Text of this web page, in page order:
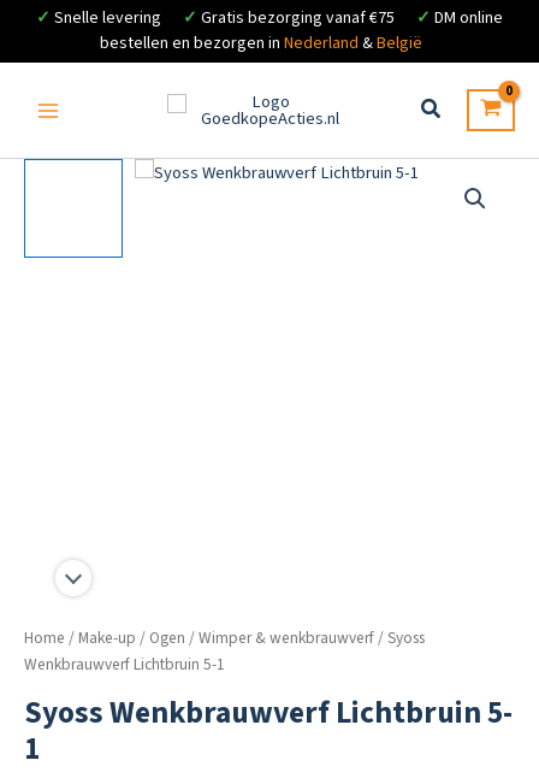
✓ Snelle levering ✓ Gratis bezorging vanaf €75 ✓ DM online
bestellen en bezorgen in Nederland &België
inhoud
Home / Make-up / Ogen /Wimper & wenkbrauwverf/ Syoss
Wenkbrauwverf Lichtbruin 5-1
Syoss Wenkbrauwverf Lichtbruin 5-
1